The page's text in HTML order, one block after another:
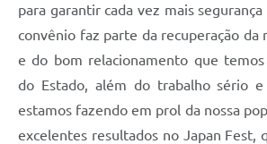
para garantir cada vez mais segurança
convênio faz parte da recuperação da
e do bom relacionamento que
do Estado, além do trabalho sério
estamos fazendo em prol da nossa
excelentes resultados no Japan Fest,